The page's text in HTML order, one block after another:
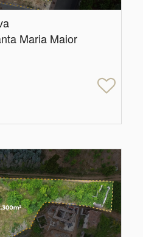
Maria Maior